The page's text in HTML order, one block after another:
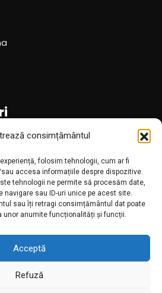
consimțământul
folosim tehnologii, cum ar fi
accesa informațiile despre dispozitive.
tehnologii ne permite să procesăm date,
navigare sau ID-uri unice pe acest site.
sau îți retragi consimțământul dat poate
unor anumite funcționalități și funcții.
Acceptă
Refuză
primi cele mai noi stiri din partea